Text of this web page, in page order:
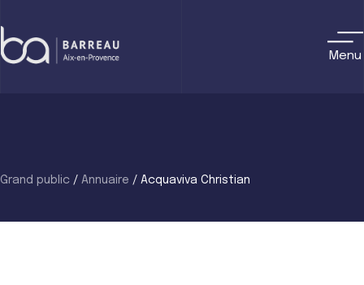
to
content
Menu
Grand public / Annuaire / Acquaviva Christian